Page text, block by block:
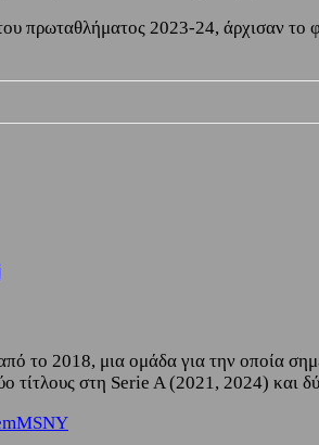
πρωταθλήματος 2023-24, άρχισαν
το 2018, μια ομάδα για την οποία
τίτλους στη Serie A (2021, 2024) και